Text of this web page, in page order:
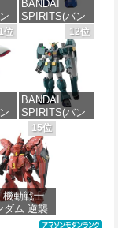
ル 色分け済み
プラモデル
価格：¥3,600
BANDAI
SPIRITS(バン
ダイ スピリッ
ツ) HGUC
1/144 HGUC
MS-05BザクI
(機動戦士ガン
ダム)
価格：¥2,300
位
ン
ー
12位
BANDAI
SPIRITS(バン
ダイ スピリッ
ツ) HG 機動新
世紀ガンダムX
ガンダムレオ
パルド 1/144ス
ケール 色分け
済みプラモデ
ル
15位
機動戦士
ダム 逆襲
ャア MSN-